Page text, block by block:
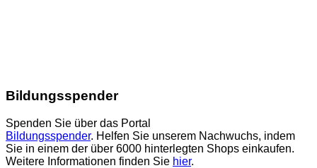
Bildungsspender
Spenden Sie über das Portal
Bildungsspender. Helfen Sie unserem Nachwuchs, indem
Sie in einem der über 6000 hinterlegten Shops einkaufen.
Weitere Informationen finden Sie hier.